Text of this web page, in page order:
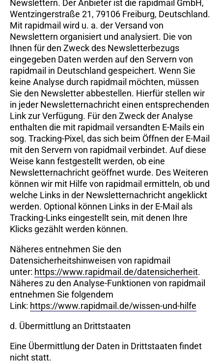
Newslettern. Der Anbieter ist die rapidmail GmbH,
Wentzingerstraße 21, 79106 Freiburg, Deutschland.
Mit rapidmail wird u. a. der Versand von
Newslettern organisiert und analysiert. Die von
Ihnen für den Zweck des Newsletterbezugs
eingegeben Daten werden auf den Servern von
rapidmail in Deutschland gespeichert. Wenn Sie
keine Analyse durch rapidmail möchten, müssen
Sie den Newsletter abbestellen. Hierfür stellen wir
in jeder Newsletternachricht einen entsprechenden
Link zur Verfügung. Für den Zweck der Analyse
enthalten die mit rapidmail versandten E-Mails ein
sog. Tracking-Pixel, das sich beim Öffnen der E-Mail
mit den Servern von rapidmail verbindet. Auf diese
Weise kann festgestellt werden, ob eine
Newsletternachricht geöffnet wurde. Des Weiteren
können wir mit Hilfe von rapidmail ermitteln, ob und
welche Links in der Newsletternachricht angeklickt
werden. Optional können Links in der E-Mail als
Tracking-Links eingestellt sein, mit denen Ihre
Klicks gezählt werden können.
Näheres entnehmen Sie den
Datensicherheitshinweisen von rapidmail
unter: https://www.rapidmail.de/datensicherheit.
Näheres zu den Analyse-Funktionen von rapidmail
entnehmen Sie folgendem
Link: https://www.rapidmail.de/wissen-und-hilfe
d. Übermittlung an Drittstaaten
Eine Übermittlung der Daten in Drittstaaten findet
nicht statt.